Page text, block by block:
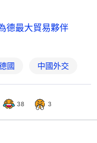
德最大貿易夥伴
國 中國外交
38 3